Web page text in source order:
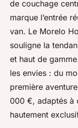
de couchage
marque l’entrée
van. Le Morelo
souligne la
et haut de
les envies : du
première
000 €, adaptés à
hautement